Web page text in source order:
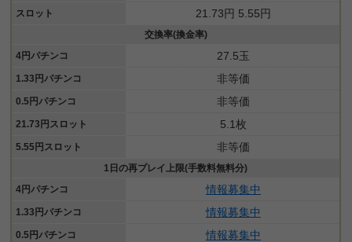
スロット 21.73円 5.55円
交換率(換金率)
4円パチンコ
27.5玉
1.33円パチンコ 非等価
0.5円パチンコ 非等価
21.73円スロット 5.1枚
5.55円スロット 非等価
1日の再プレイ上限(手数料無料分)
4円パチンコ
情報募集中
1.33円パチンコ 情報募集中
0.5円パチンコ 情報募集中